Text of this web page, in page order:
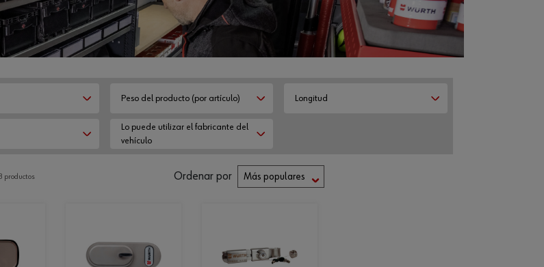
Peso del producto (por artículo) Longitud
Lo puede utilizar el fabricante del
vehículo
productos Ordenar por